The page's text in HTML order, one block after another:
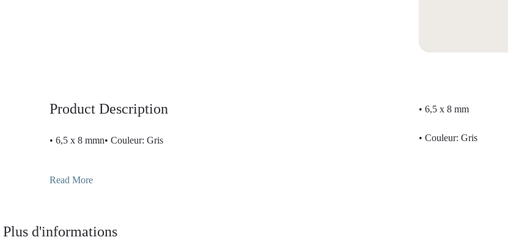
Product Description
• 6,5 x 8 mmn• Couleur: Gris
Read More
• 6,5 x 8 mm
• Couleur: Gris
Plus d'informations